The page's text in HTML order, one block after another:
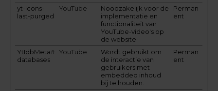
yt-icons-
last-purged
YouTube
Noodzakelijk voor de
implementatie en
functionaliteit van
YouTube-video's op
de website.
Perman
ent
YtIdbMeta#
databases
YouTube
Wordt gebruikt om
de interactie van
gebruikers met
embedded inhoud
bij te houden.
Perman
ent